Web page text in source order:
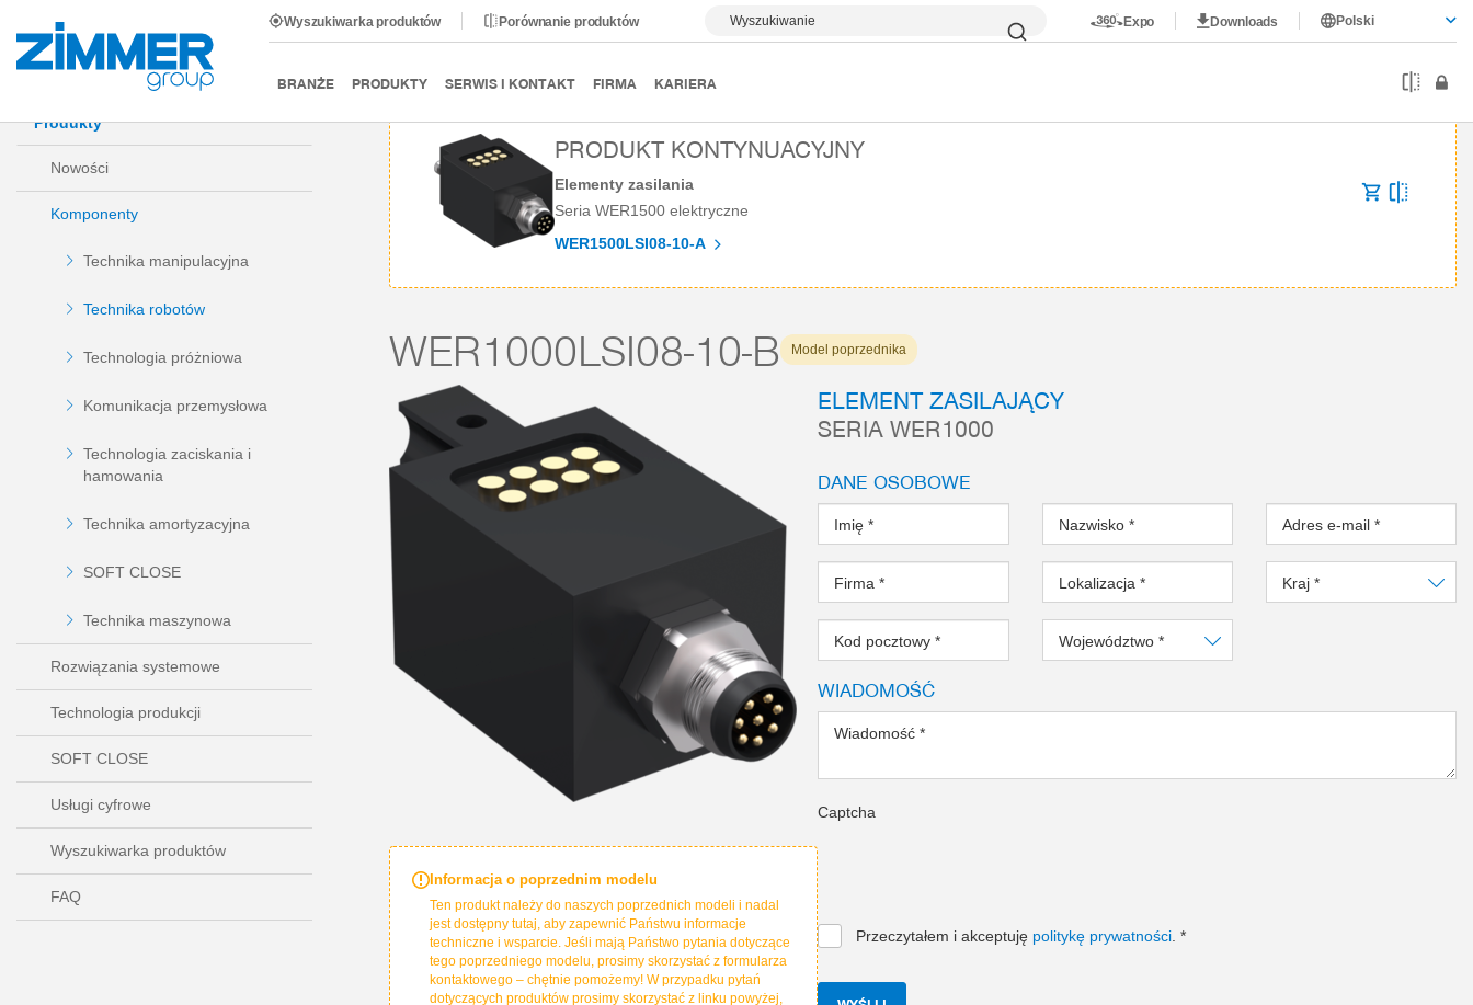
Wyszukiwarka produktów Porównanie produktów Wyszukiwanie Expo Downloads Polski
BRANŻE PRODUKTY SERWIS I KONTAKT FIRMA KARIERA
Start Produkty Komponenty Technika robotów Elementy zasilania WER1000LSI08-10-B
Produkty
Nowości
Komponenty
Technika manipulacyjna
Technika robotów
Technologia próżniowa
Komunikacja przemysłowa
Technologia zaciskania i
hamowania
Technika amortyzacyjna
SOFT CLOSE
Technika maszynowa
Rozwiązania systemowe
Technologia produkcji
SOFT CLOSE
Usługi cyfrowe
Wyszukiwarka produktów
FAQ
PRODUKT KONTYNUACYJNY
Elementy zasilania
Seria WER1500 elektryczne
WER1500LSI08-10-A
WER1000LSI08-10-B Model poprzednika
Informacja o poprzednim modelu
Ten produkt należy do naszych poprzednich modeli i nadal
jest dostępny tutaj, aby zapewnić Państwu informacje
techniczne i wsparcie. Jeśli mają Państwo pytania dotyczące
tego poprzedniego modelu, prosimy skorzystać z formularza
kontaktowego – chętnie pomożemy! W przypadku pytań
dotyczących produktów prosimy skorzystać z linku powyżej,
ELEMENT ZASILAJĄCY
SERIA WER1000
DANE OSOBOWE
Imię* Nazwisko * Adres e-mail *
Firma* Lokalizacja * Kraj *
Kod pocztowy* Województwo *
WIADOMOŚĆ
Wiadomość*
Captcha
Przeczytałem i akceptuję politykę prywatności .*